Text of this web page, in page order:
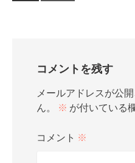
コメントを残す
メールアドレスが公
ん。
※ が付いている
コメント ※